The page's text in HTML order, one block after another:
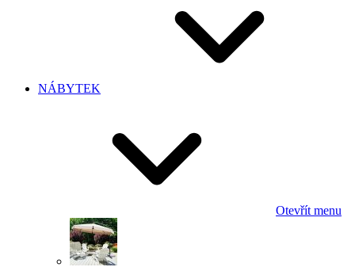
NÁBYTEK
Otevřít menu